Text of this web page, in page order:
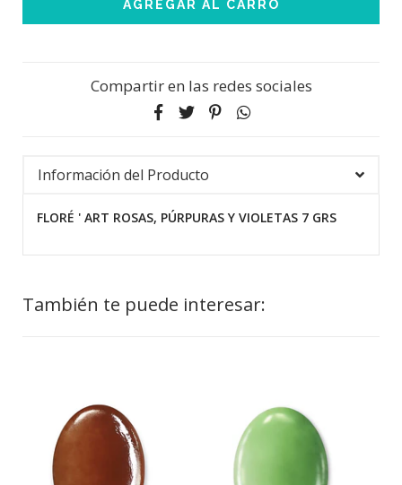
Compartir en las redes sociales
Información del Producto
FLORÉ ' ART ROSAS, PÚRPURAS Y VIOLETAS 7 GRS
También te puede interesar: